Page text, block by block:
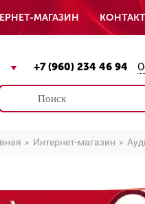
МАГАЗИН
+7 (960) 234 46 94
Интернет-магазин